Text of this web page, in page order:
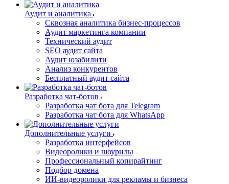
Аудит и аналитика
Сквозная аналитика бизнес-процессов
Аудит маркетинга компании
Технический аудит
SEO аудит сайта
Аудит юзабилити
Анализ конкурентов
Бесплатный аудит сайта
Разработка чат-ботов
Разработка чат бота для Telegram
Разработка чат бота для WhatsApp
Дополнительные услуги
Разработка интерфейсов
Видеоролики и шоурилы
Профессиональный копирайтинг
Подбор домена
ИИ-видеоролики для рекламы и бизнеса